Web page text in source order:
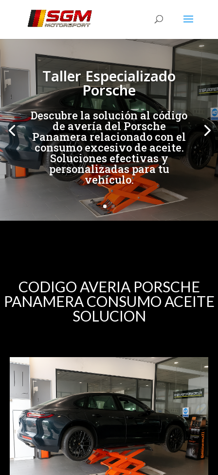
Taller Especializado
Porsche
Descubre la solución al código
de avería del Porsche
Panamera relacionado con el
consumo excesivo de aceite.
Soluciones efectivas y
personalizadas para tu
vehículo.
CODIGO AVERIA PORSCHE
PANAMERA CONSUMO ACEITE
SOLUCION